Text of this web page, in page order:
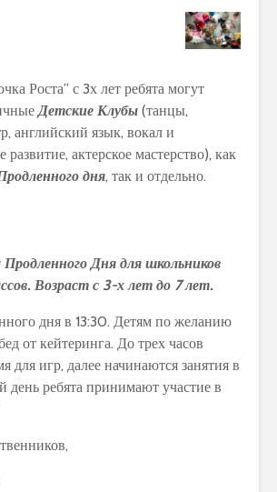
Роста” с 3х лет ребята могут
Детские Клубы (танцы,
английский язык, вокал и
развитие, актерское мастерство), как
дня, так и отдельно.
Дня для школьников
Возраст с 3-х лет до 7 лет.
дня в 13:30. Детям по желанию
от кейтеринга. До трех часов
для игр, далее начинаются занятия в
день ребята принимают участие в